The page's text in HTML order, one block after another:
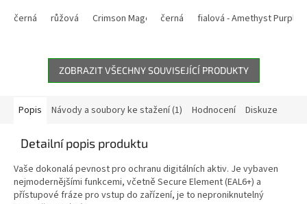
digitálních aktiv...
černá růžová Crimson Magenta Ferro Fuchsia Neptune Blue
černá
fialová - Amethyst Purple
ZOBRAZIT VŠECHNY SOUVISEJÍCÍ PRODUKTY
Popis Návody a soubory ke stažení (1) Hodnocení Diskuze
Detailní popis produktu
Vaše dokonalá pevnost pro ochranu digitálních aktiv. Je vybaven
nejmodernějšími funkcemi, včetně Secure Element (EAL6+) a
přístupové fráze pro vstup do zařízení, je to neproniknutelný